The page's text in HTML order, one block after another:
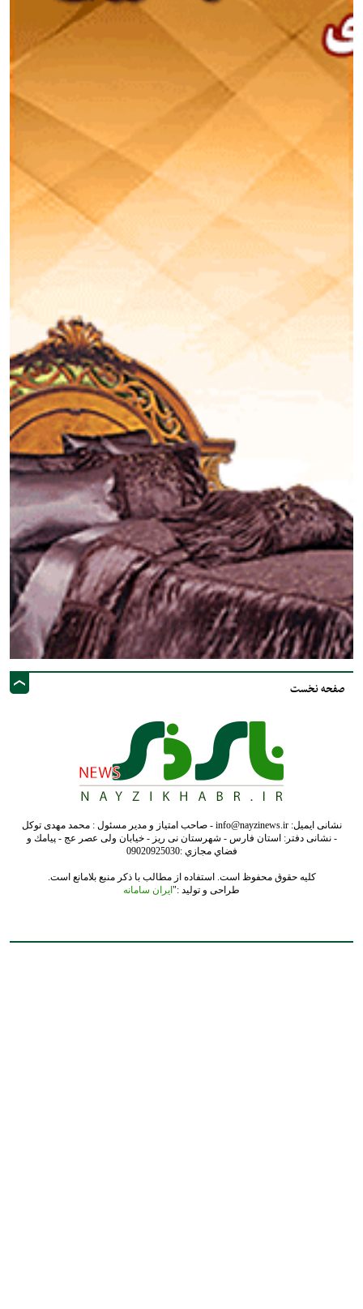
صفحه نخست
نشانی ایمیل: info@nayzinews.ir - صاحب امتیاز و مدیر مسئول : محمد مهدی توکل
- نشانی دفتر: استان فارس - شهرستان نی ریز - خیابان ولی عصر عج - پيامك و
فضاي مجازي :09020925030
کلیه حقوق محفوظ است. استفاده از مطالب با ذکر منبع بلامانع است.
طراحی و تولید :" ایران سامانه